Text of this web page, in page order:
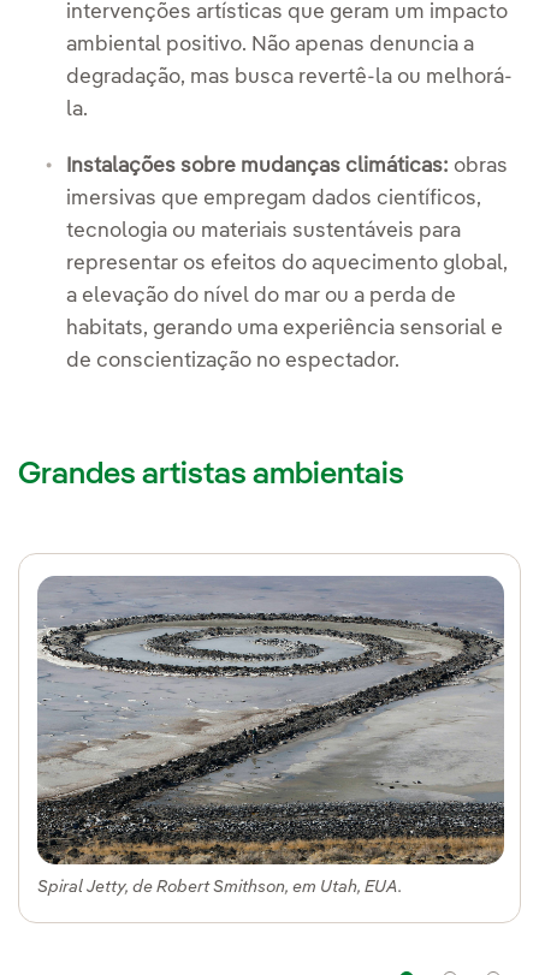
intervenções artísticas que geram um impacto
ambiental positivo. Não apenas denuncia a
degradação, mas busca revertê-la ou melhorá-
la.
Instalações sobre mudanças climáticas: obras
imersivas que empregam dados científicos,
tecnologia ou materiais sustentáveis para
representar os efeitos do aquecimento global,
a elevação do nível do mar ou a perda de
habitats, gerando uma experiência sensorial e
de conscientização no espectador.
Grandes artistas ambientais
Spiral Jetty, de Robert Smithson, em Utah, EUA.